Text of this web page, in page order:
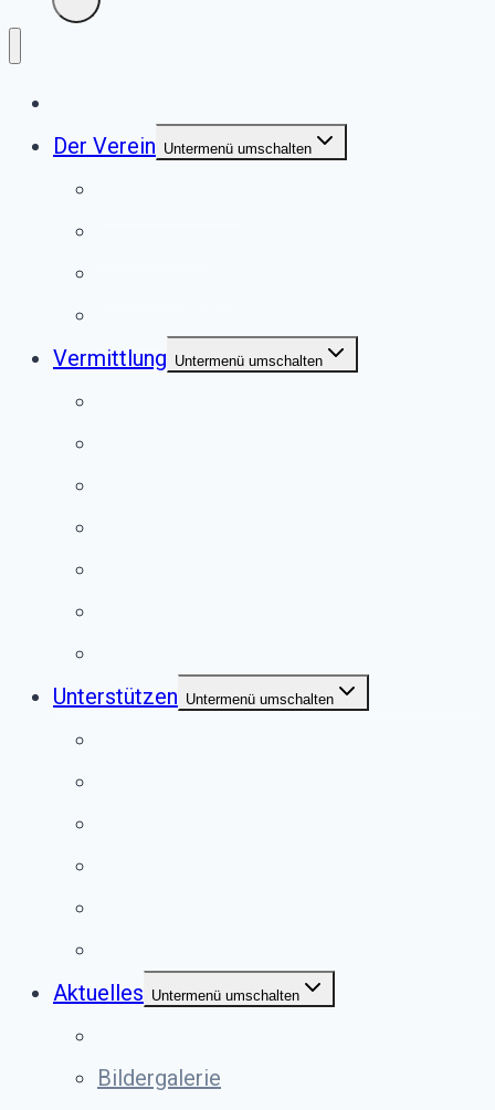
Der Verein Untermenü umschalten
Vermittlung Untermenü umschalten
Unterstützen Untermenü umschalten
Aktuelles Untermenü umschalten
Bildergalerie